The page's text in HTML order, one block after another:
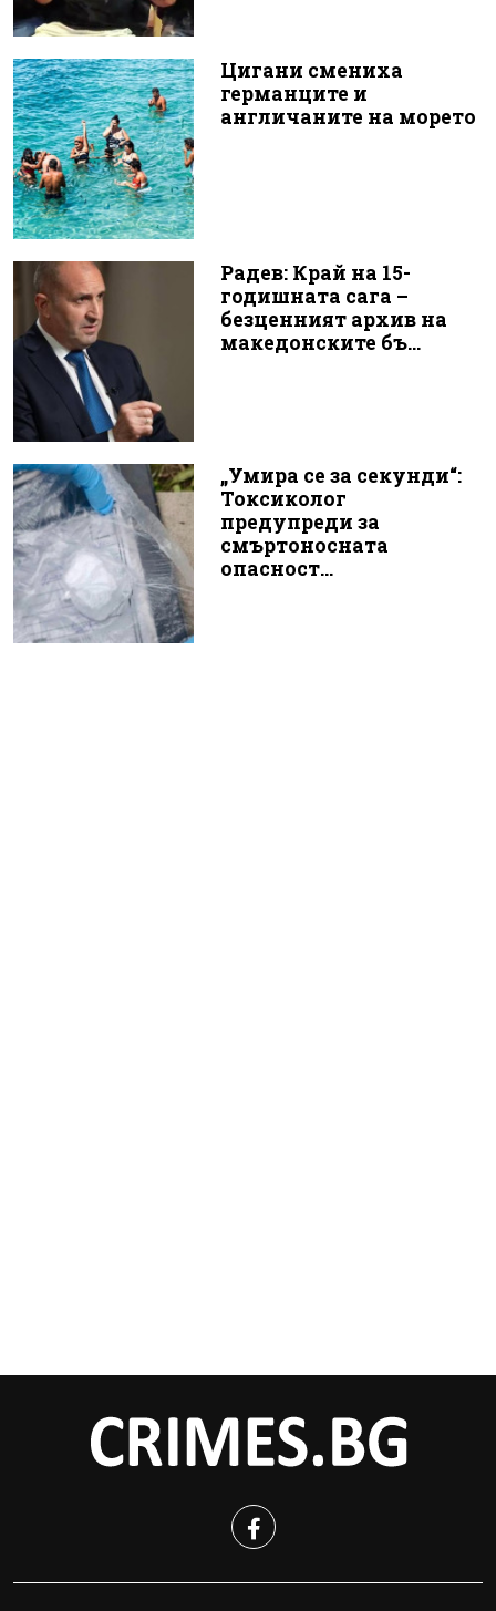
Цигани смениха
германците и
англичаните на морето
Радев: Край на 15-
годишната сага –
безценният архив на
македонските бъ...
„Умира се за секунди“:
Токсиколог
предупреди за
смъртоносната
опасност...